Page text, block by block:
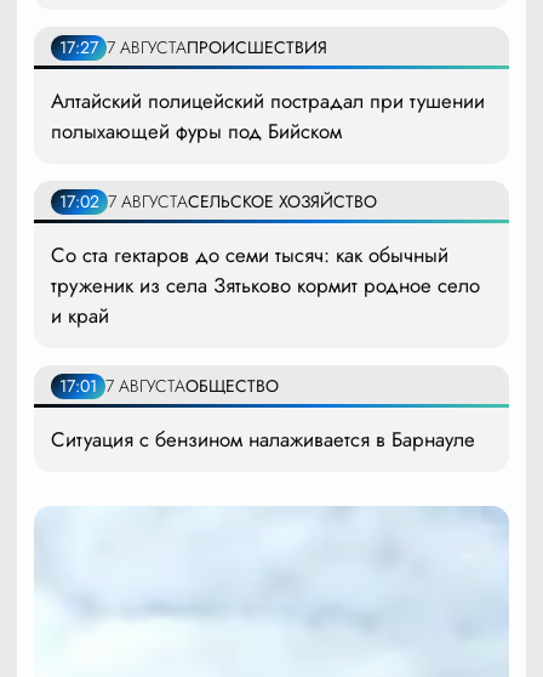
17:27 7 АВГУСТАПРОИСШЕСТВИЯ
Алтайский полицейский пострадал при тушении
полыхающей фуры под Бийском
17:02 7 АВГУСТАСЕЛЬСКОЕ ХОЗЯЙСТВО
Со ста гектаров до семи тысяч: как обычный
труженик из села Зятьково кормит родное село
и край
17:01 7 АВГУСТАОБЩЕСТВО
Ситуация с бензином налаживается в Барнауле